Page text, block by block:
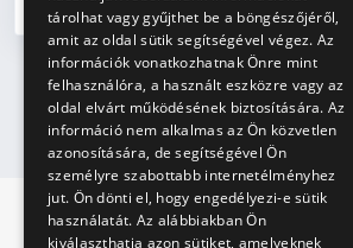
tárolhat vagy gyűjthet be a böngészőjéről,
amit az oldal sütik segítségével végez. Az
információk vonatkozhatnak Önre mint
felhasználóra, a használt eszközre vagy az
oldal elvárt működésének biztosítására. Az
információ nem alkalmas az Ön közvetlen
azonosítására, de segítségével Ön
személyre szabottabb internetélményhez
jut. Ön dönti el, hogy engedélyezi-e sütik
használatát. Az alábbiakban Ön
kiválaszthatja azon sütiket, amelyeknek